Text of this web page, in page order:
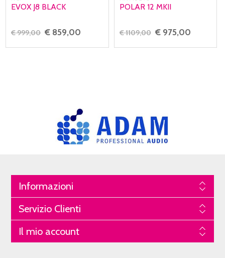
EVOX J8 BLACK
€ 999,00 € 859,00
POLAR 12 MKII
€ 1109,00 € 975,00
Informazioni
Servizio Clienti
Il mio account